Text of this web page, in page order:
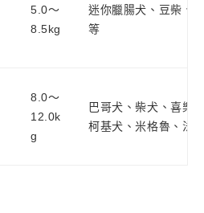
5.0～
8.5kg
迷你臘腸犬、豆柴、
等
8.0～
12.0k
g
巴哥犬、柴犬、喜樂
柯基犬、米格魯、法